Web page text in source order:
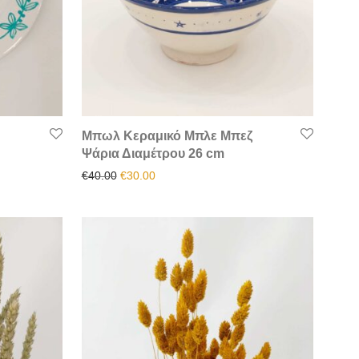
Μπωλ Κεραμικό Μπλε Μπεζ
Ψάρια Διαμέτρου 26 cm
€40.00 Original price was: €40.00.
€30.00Η τρέχουσα τιμή είναι: €30.00.